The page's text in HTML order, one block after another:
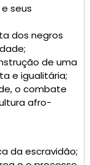
seus
dos negros
de uma
e igualitária;
o combate
afro-
da escravidão;